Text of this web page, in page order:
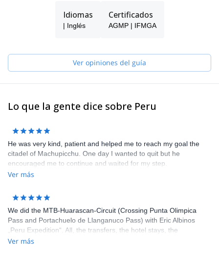
Idiomas
| Inglés
Certificados
AGMP | IFMGA
Ver opiniones del guía
Lo que la gente dice sobre Peru
He was very kind, patient and helped me to reach my goal the
citadel of Machupicchu. One day I wanted to quit but he
encouraged me to continue and waited for my step.
Ver más
We did the MTB-Huarascan-Circuit (Crossing Punta Olimpica
Pass and Portachuelo de Llanganuco Pass) with Eric Albinos
„Peru Expedition“. All, the transfers, the hotel stays, the
acclimatization tours and the circuit itself, was well organized. Eric
Ver más